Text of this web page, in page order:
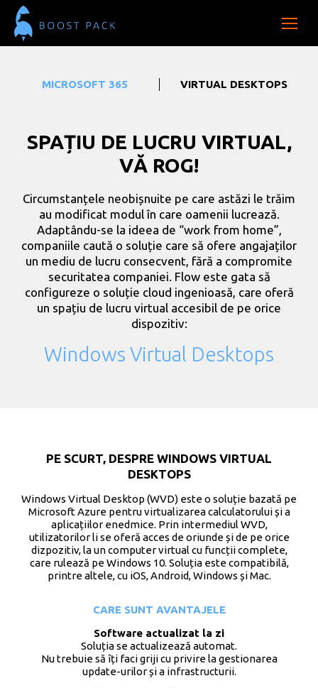
MICROSOFT 365 VIRTUAL DESKTOPS
SPAȚIU DE LUCRU VIRTUAL,
VĂ ROG!
Circumstanțele neobișnuite pe care astăzi le trăim
au modificat modul în care oamenii lucrează.
Adaptându-se la ideea de “work from home”,
companiile caută o soluție care să ofere angajaților
un mediu de lucru consecvent, fără a compromite
securitatea companiei. Flow este gata să
configureze o soluție cloud ingenioasă, care oferă
un spațiu de lucru virtual accesibil de pe orice
dispozitiv:
Windows Virtual Desktops
PE SCURT, DESPRE WINDOWS VIRTUAL
DESKTOPS
Windows Virtual Desktop (WVD) este o soluție bazată pe
Microsoft Azure pentru virtualizarea calculatorului și a
aplicațiilor enedmice. Prin intermediul WVD,
utilizatorilor li se oferă acces de oriunde și de pe orice
dizpozitiv, la un computer virtual cu funcții complete,
care rulează pe Windows 10. Soluția este compatibilă,
printre altele, cu iOS, Android, Windows și Mac.
CARE SUNT AVANTAJELE
Software actualizat la zi
Soluția se actualizează automat.
Nu trebuie să îți faci griji cu privire la gestionarea
update-urilor și a infrastructurii.